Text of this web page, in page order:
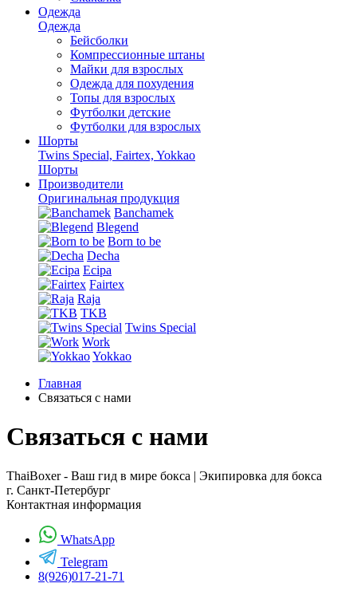
Одежда
Одежда
Бейсболки
Компрессионные штаны
Майки для взрослых
Одежда для похудения
Топы для взрослых
Футболки детские
Футболки для взрослых
Шорты
Twins Special, Fairtex, Yokkao
Шорты
Производители
Оригинальная продукция
Banchamek
Blegend
Born to be
Decha
Ecipa
Fairtex
Raja
TKB
Twins Special
Work
Yokkao
Главная
Связаться с нами
Связаться с нами
ThaiBoxer - Ваш гид в мире бокса | Экипировка для бокса
г. Санкт-Петербург
Контактная информация
WhatsApp
Telegram
8(926)017-21-71